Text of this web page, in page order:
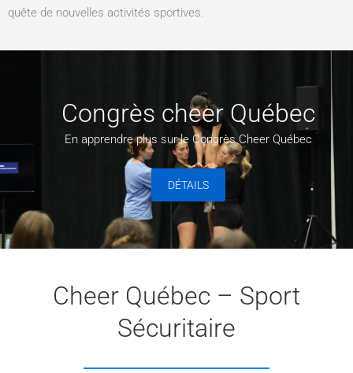
quête de nouvelles activités sportives.
Congrès cheer Québec
En apprendre plus sur le Congrès Cheer Québec
DÉTAILS
Cheer Québec – Sport
Sécuritaire